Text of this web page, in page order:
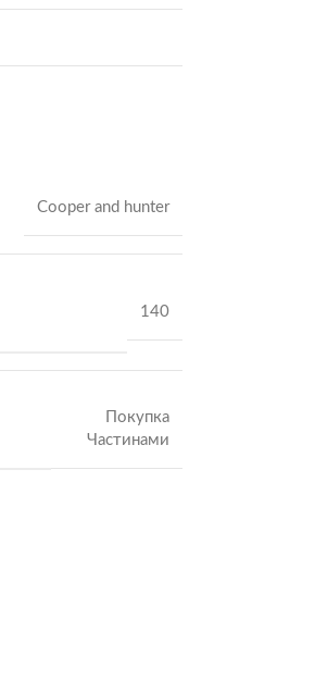
Cooper and hunter
140
Покупка
Частинами